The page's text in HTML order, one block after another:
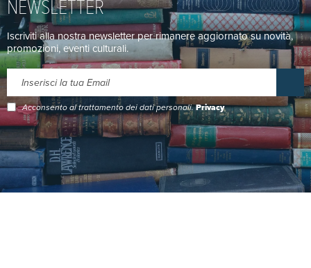
Iscriviti alla nostra newsletter per rimanere aggiornato su novità,
promozioni, eventi culturali.
Acconsento al trattamento dei dati personali.Privacy